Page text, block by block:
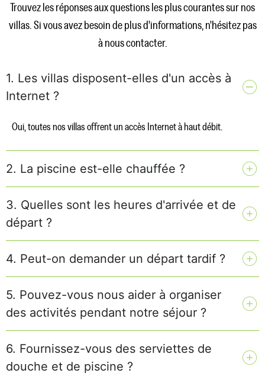
Trouvez les réponses aux questions les plus courantes sur nos
villas. Si vous avez besoin de plus d'informations, n'hésitez pas
à nous contacter.
1. Les villas disposent-elles d'un accès à
Internet ?
Oui, toutes nos villas offrent un accès Internet à haut débit.
2. La piscine est-elle chauffée ?
3. Quelles sont les heures d'arrivée et de
départ ?
4. Peut-on demander un départ tardif ?
5. Pouvez-vous nous aider à organiser
des activités pendant notre séjour ?
6. Fournissez-vous des serviettes de
douche et de piscine ?